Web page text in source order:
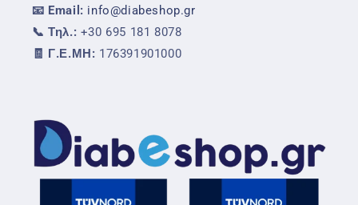
📧 Email: info@diabeshop.gr
📞 Τηλ.: +30 695 181 8078
🧾 Γ.Ε.ΜΗ: 176391901000